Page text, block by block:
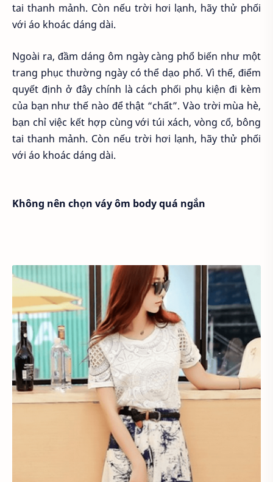
tai thanh mảnh. Còn nếu trời hơi lạnh, hãy thử phối
với áo khoác dáng dài.
Ngoài ra, đầm dáng ôm ngày càng phổ biến như một
trang phục thường ngày có thể dạo phố. Vì thế, điểm
quyết định ở đây chính là cách phối phụ kiện đi kèm
của bạn như thế nào để thật “chất”. Vào trời mùa hè,
bạn chỉ việc kết hợp cùng với túi xách, vòng cổ, bông
tai thanh mảnh. Còn nếu trời hơi lạnh, hãy thử phối
với áo khoác dáng dài.
Không nên chọn váy ôm body quá ngắn